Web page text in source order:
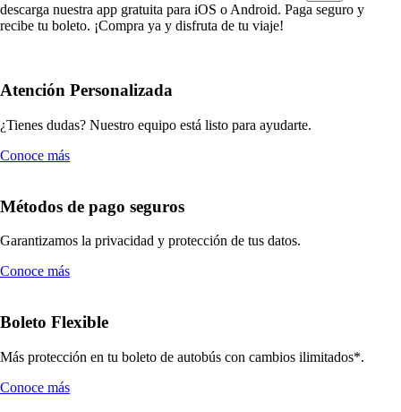
descarga nuestra app gratuita para iOS o Android. Paga seguro y
recibe tu boleto. ¡Compra ya y disfruta de tu viaje!
Atención Personalizada
¿Tienes dudas? Nuestro equipo está listo para ayudarte.
Conoce más
Métodos de pago seguros
Garantizamos la privacidad y protección de tus datos.
Conoce más
Boleto Flexible
Más protección en tu boleto de autobús con cambios ilimitados*.
Conoce más